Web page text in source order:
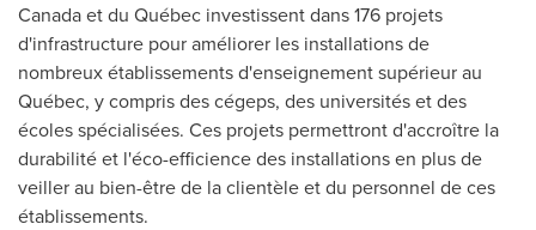
Canada et du Québec investissent dans 176 projets
d'infrastructure pour améliorer les installations de
nombreux établissements d'enseignement supérieur au
Québec, y compris des cégeps, des universités et des
écoles spécialisées. Ces projets permettront d'accroître la
durabilité et l'éco-efficience des installations en plus de
veiller au bien-être de la clientèle et du personnel de ces
établissements.